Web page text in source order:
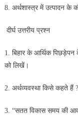
8. अर्थशास्त्र में उत्पादन के
दीर्घ उत्तरीय प्रश्न
1. बिहार के आर्थिक
को लिखें।
2. अर्थव्यवस्था किसे कहते हैं ?
3. “सतत विकास समय की